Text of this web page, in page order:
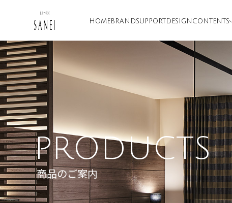
HOME BRANDSUPPORT DESIGN CONTENTS
PRODUCTS
商品のご案内